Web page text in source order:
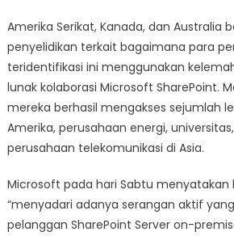
Amerika Serikat, Kanada, dan Australia
penyelidikan terkait bagaimana para
teridentifikasi ini menggunakan
lunak kolaborasi Microsoft SharePoint.
mereka berhasil mengakses sejumlah
Amerika, perusahaan energi,
perusahaan telekomunikasi di Asia.
Microsoft pada hari Sabtu menyatakan
“menyadari adanya serangan aktif
pelanggan SharePoint Server on-